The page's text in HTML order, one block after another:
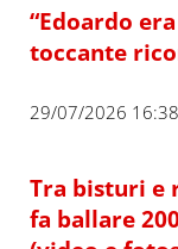
“Edoardo
toccante
29/07/2026 16:38
Tra bisturi e
fa ballare